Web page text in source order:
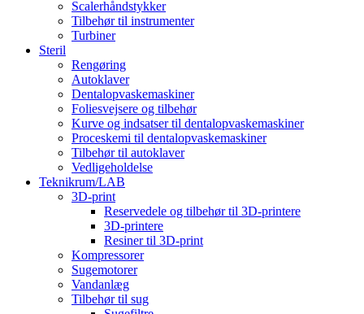
Scalerhåndstykker
Tilbehør til instrumenter
Turbiner
Steril
Rengøring
Autoklaver
Dentalopvaskemaskiner
Foliesvejsere og tilbehør
Kurve og indsatser til dentalopvaskemaskiner
Proceskemi til dentalopvaskemaskiner
Tilbehør til autoklaver
Vedligeholdelse
Teknikrum/LAB
3D-print
Reservedele og tilbehør til 3D-printere
3D-printere
Resiner til 3D-print
Kompressorer
Sugemotorer
Vandanlæg
Tilbehør til sug